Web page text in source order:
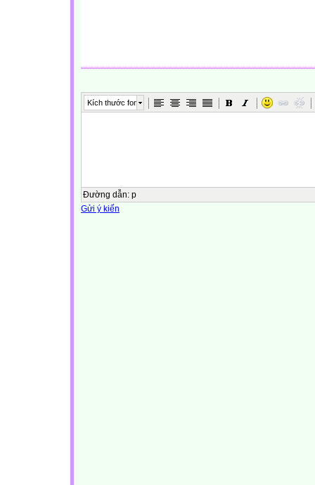
Kích thước font
Đường dẫn: p
Gửi ý kiến